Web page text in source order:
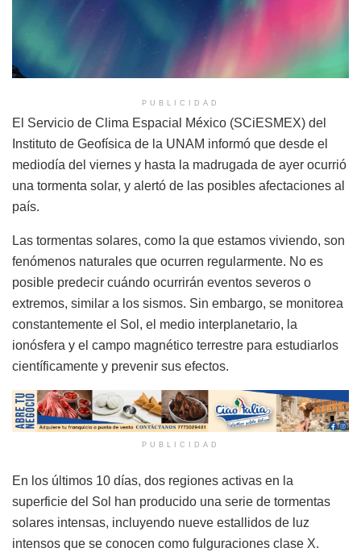
PUBLICIDAD
El Servicio de Clima Espacial México (SCiESMEX) del
Instituto de Geofísica de la UNAM informó que desde el
mediodía del viernes y hasta la madrugada de ayer ocurrió
una tormenta solar, y alertó de las posibles afectaciones al
país.
Las tormentas solares, como la que estamos viviendo, son
fenómenos naturales que ocurren regularmente. No es
posible predecir cuándo ocurrirán eventos severos o
extremos, similar a los sismos. Sin embargo, se monitorea
constantemente el Sol, el medio interplanetario, la
ionósfera y el campo magnético terrestre para estudiarlos
científicamente y prevenir sus efectos.
PUBLICIDAD
En los últimos 10 días, dos regiones activas en la
superficie del Sol han producido una serie de tormentas
solares intensas, incluyendo nueve estallidos de luz
intensos que se conocen como fulguraciones clase X.